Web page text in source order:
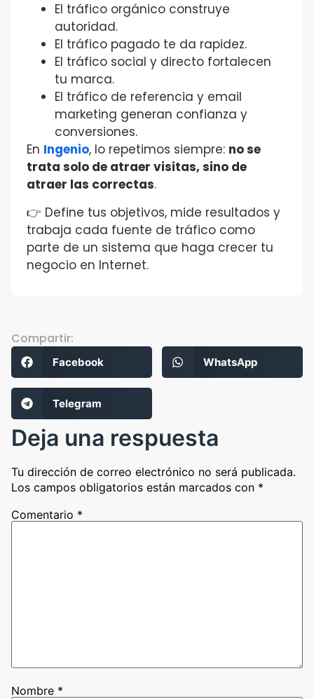
El tráfico orgánico construye
autoridad.
El tráfico pagado te da rapidez.
El tráfico social y directo fortalecen
tu marca.
El tráfico de referencia y email
marketing generan confianza y
conversiones.
En Ingenio, lo repetimos siempre: no se
trata solo de atraer visitas, sino de
atraer las correctas.
👉 Define tus objetivos, mide resultados y
trabaja cada fuente de tráfico como
parte de un sistema que haga crecer tu
negocio en Internet.
Compartir:
Facebook WhatsApp
Telegram
Deja una respuesta
Tu dirección de correo electrónico no será publicada.
Los campos obligatorios están marcados con *
Comentario *
Nombre *